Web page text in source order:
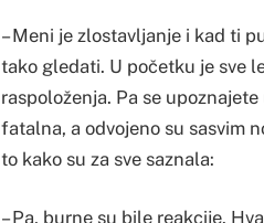
– Meni je zlostavljanje i kad ti
tako gledati. U početku je sve
raspoloženja. Pa se
fatalna, a odvojeno su sasvim
to kako su za sve saznala:
– Pa, burne su bile reakcije.